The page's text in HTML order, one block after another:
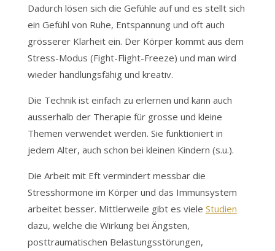
Dadurch lösen sich die Gefühle auf und es stellt sich
ein Gefühl von Ruhe, Entspannung und oft auch
grösserer Klarheit ein. Der Körper kommt aus dem
Stress-Modus (Fight-Flight-Freeze) und man wird
wieder handlungsfähig und kreativ.
Die Technik ist einfach zu erlernen und kann auch
ausserhalb der Therapie für grosse und kleine
Themen verwendet werden. Sie funktioniert in
jedem Alter, auch schon bei kleinen Kindern (s.u.).
Die Arbeit mit Eft vermindert messbar die
Stresshormone im Körper und das Immunsystem
arbeitet besser. Mittlerweile gibt es viele Studien
dazu, welche die Wirkung bei Ängsten,
posttraumatischen Belastungsstörungen,